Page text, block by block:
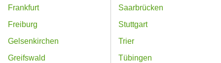
Frankfurt
Freiburg
Gelsenkirchen
Greifswald
Saarbrücken
Stuttgart
Trier
Tübingen